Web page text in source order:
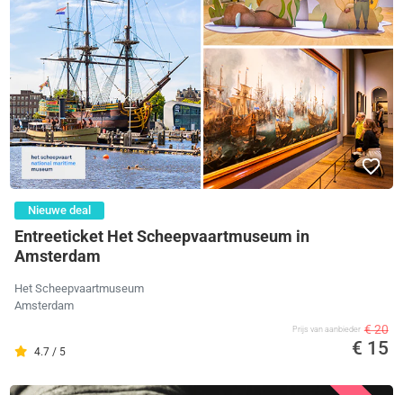
Nieuwe deal
Entreeticket Het Scheepvaartmuseum in
Amsterdam
Het Scheepvaartmuseum
Amsterdam
4.7 / 5
Prijs van aanbieder € 20
€ 15